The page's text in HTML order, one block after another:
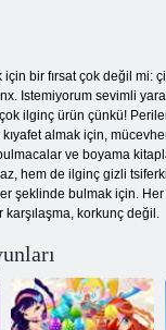
bir fırsat çok değil mi:
Istemiyorum sevimli
ilginç ürün çünkü!
almak için,
ve boyama
hem de ilginç gizli
şeklinde bulmak için.
korkunç değil.